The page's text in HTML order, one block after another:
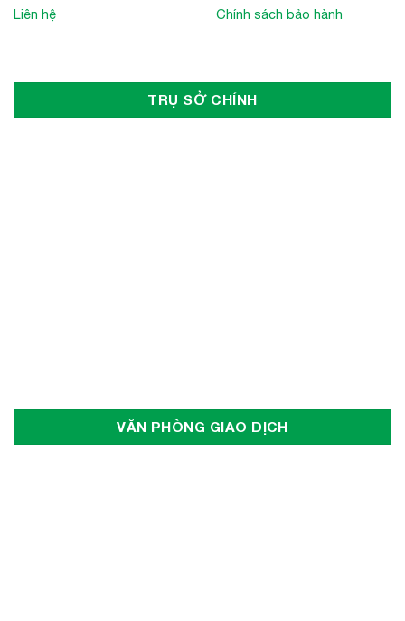
Liên hệ
Chính sách bảo hành
TRỤ SỞ CHÍNH
VĂN PHÒNG GIAO DỊCH